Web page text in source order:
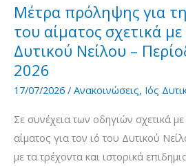
με
τον
ιό
του
–
Περίοδος
Μετάδοσης
Μέτρα πρόληψης για
του αίματος σχετικά
Δυτικού Νείλου –
2026
17/07/2026 / Ανακοινώσεις, Ιός
Σε συνέχεια των οδηγιών σχετικά
αίματος για τον ιό του Δυτικού
με τα τρέχοντα και ιστορικά